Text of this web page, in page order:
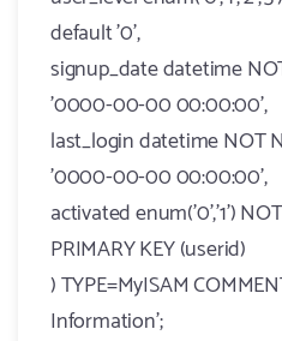
default '0',
signup_date datetime
'0000-00-00 00:00:00',
last_login datetime NOT
'0000-00-00 00:00:00',
activated enum('0','1')
PRIMARY KEY (userid)
) TYPE=MyISAM
Information';